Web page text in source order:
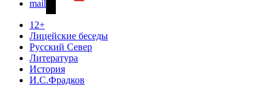
mail
12+
Лицейские беседы
Русский Север
Литература
История
И.С.Фрадков